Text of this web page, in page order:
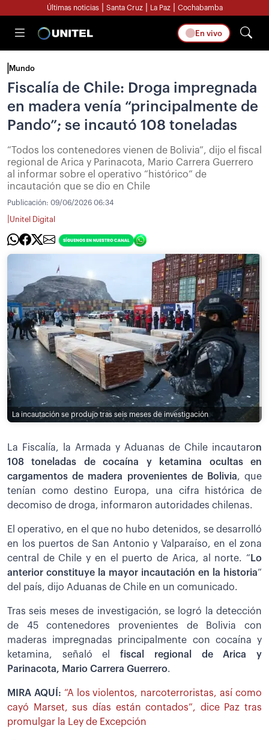
Últimas noticias Santa Cruz La Paz Cochabamba
En vivo
Mundo
Fiscalía de Chile: Droga impregnada
en madera venía “principalmente de
Pando”; se incautó 108 toneladas
“Todos los contenedores vienen de Bolivia”, dijo el fiscal
regional de Arica y Parinacota, Mario Carrera Guerrero
al informar sobre el operativo “histórico” de
incautación que se dio en Chile
Publicación: 09/06/2026 06:34
Unitel Digital
La incautación se produjo tras seis meses de investigación
La Fiscalía, la Armada y Aduanas de Chile incautaron
108 toneladas de cocaína y ketamina ocultas en
cargamentos de madera provenientes de Bolivia, que
tenían como destino Europa, una cifra histórica de
decomiso de droga, informaron autoridades chilenas.
El operativo, en el que no hubo detenidos, se desarrolló
en los puertos de San Antonio y Valparaíso, en el zona
central de Chile y en el puerto de Arica, al norte. “ Lo
anterior constituye la mayor incautación en la historia”
del país, dijo Aduanas de Chile en un comunicado.
Tras seis meses de investigación, se logró la detección
de 45 contenedores provenientes de Bolivia con
maderas impregnadas principalmente con cocaína y
ketamina, señaló el
fiscal regional de Arica y
Parinacota, Mario Carrera Guerrero.
MIRA AQUÍ: “A los violentos, narcoterroristas, así como
cayó Marset, sus días están contados”, dice Paz tras
promulgar la Ley de Excepción